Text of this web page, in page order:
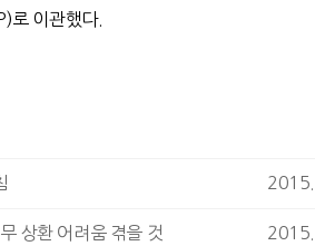
로 이관했다.
상환 어려움 겪을 것